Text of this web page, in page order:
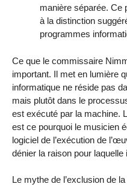
manière séparée. Ce
à la distinction
programmes
Ce que le commissaire
important. Il met en lumière
informatique ne réside pas
mais plutôt dans le
est exécuté par la machine.
est ce pourquoi le musicien
logiciel de l’exécution de
dénier la raison pour
Le mythe de l’exclusion de